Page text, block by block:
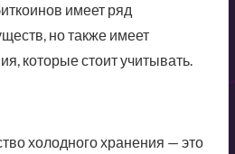
имеет ряд
но также имеет
которые стоит учитывать.
холодного хранения — это